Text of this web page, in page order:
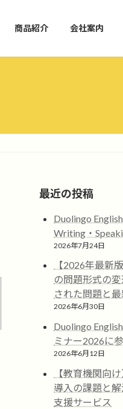
商品紹介 会社案内
最近の投稿
Duolingo
Writing・
2026年7月24日
【2026年最新
の問題形式の
された問題と
2026年6月30日
Duolingo
ミナー2026に
2026年6月12日
【教育機関向
導入の課題と
支援サービス